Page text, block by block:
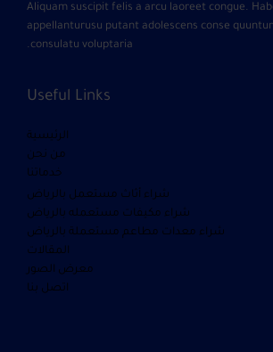
Aliquam suscipit felis a arcu laoreet congue.
appellanturusu putant adolescens conse
consulatu voluptaria.
Useful Links
الرئيسية
من نحن
خدماتنا
شراء أثاث مستعمل بالرياض
شراء مكيفات مستعمله بالرياض
شراء معدات مطاعم مستعملة بالرياض
المقالات
معرض الصور
اتصل بنا